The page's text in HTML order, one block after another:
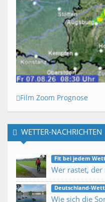
Film Zoom Prognose
WETTER-NACHRICHTEN
Fit bei jedem
Wer rastet, der
Deutschland-
Wie sich die